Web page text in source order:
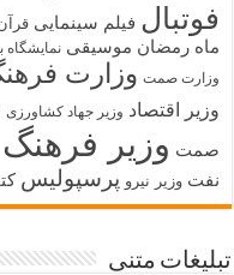
فوتبال فیلم سینمایی
ماه رمضان موسیقی نمایشگاه
وزارت صمت وزارت
وزیر اقتصاد وزیر جهاد کشاورزی
صمت وزیر
نفت وزیر نیرو پرسپولیس
تبلیغات متنی